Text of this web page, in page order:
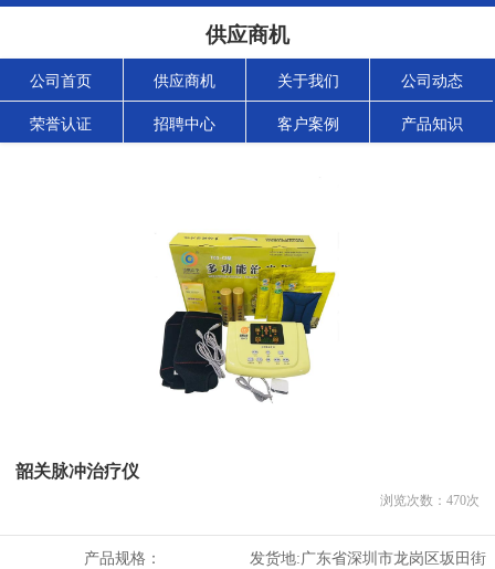
供应商机
公司首页 供应商机 关于我们 公司动态
荣誉认证 招聘中心 客户案例 产品知识
韶关脉冲治疗仪
浏览次数： 470次
产品规格： 发货地:广东省深圳市龙岗区坂田街